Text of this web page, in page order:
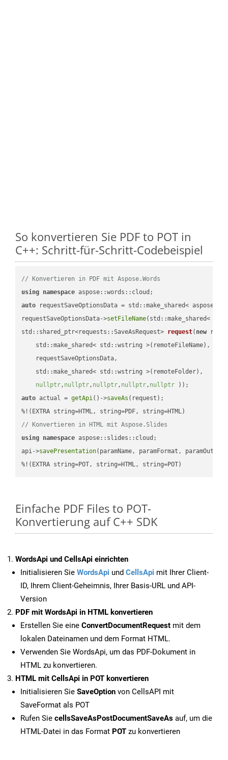
So konvertieren Sie PDF to POT in
C++: Schritt-für-Schritt-Codebeispiel
// Konvertieren in PDF mit Aspose.Words
using namespace
auto requestSaveOptionsData = std::make_shared<
requestSaveOptionsData->setFileName(std::make_shared<
std::shared_ptr<requests::SaveAsRequest> request( new
    std::make_shared< std::wstring >(remoteFileName),
    requestSaveOptionsData,
    std::make_shared< std::wstring >(remoteFolder),
nullptr, nullptr, nullptr, nullptr, nullptr ))
auto actual = getApi()->saveAs (request);
// Konvertieren in HTML mit Aspose.Slides
using namespace aspose::slides::cloud;
api->savePresentation(paramName, paramFormat,
%!(EXTRA string=POT, string=HTML, string=POT)
Einfache PDF Files to POT-
Konvertierung auf C++ SDK
WordsApi und CellsApi einrichten
Initialisieren Sie WordsApi und CellsApi mit Ihrer Client-
ID, Ihrem Client-Geheimnis, Ihrer Basis-URL und API-
Version
PDF mit WordsApi in HTML konvertieren
Erstellen Sie eine ConvertDocumentRequest mit dem
lokalen Dateinamen und dem Format HTML.
Verwenden Sie WordsApi, um das PDF-Dokument in
HTML zu konvertieren.
HTML mit CellsApi in POT konvertieren
Initialisieren Sie SaveOption von CellsAPI mit
SaveFormat als POT
Rufen Sie cellsSaveAsPostDocumentSaveAs auf, um die
HTML-Datei in das Format POT zu konvertieren